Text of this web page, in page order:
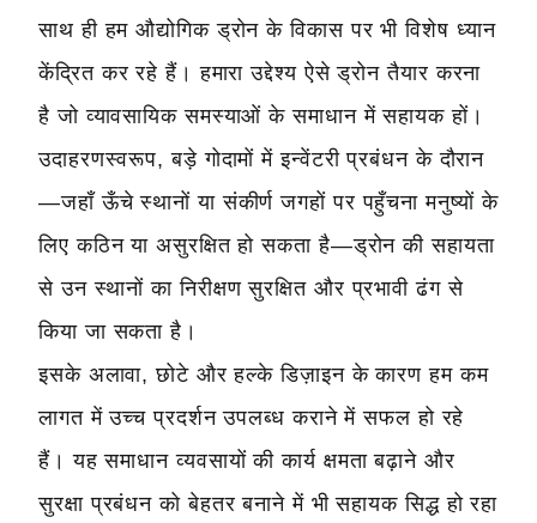
साथ ही हम औद्योगिक ड्रोन के विकास पर भी विशेष ध्यान
केंद्रित कर रहे हैं। हमारा उद्देश्य ऐसे ड्रोन तैयार करना
है जो व्यावसायिक समस्याओं के समाधान में सहायक हों।
उदाहरणस्वरूप, बड़े गोदामों में इन्वेंटरी प्रबंधन के दौरान
—जहाँ ऊँचे स्थानों या संकीर्ण जगहों पर पहुँचना मनुष्यों के
लिए कठिन या असुरक्षित हो सकता है—ड्रोन की सहायता
से उन स्थानों का निरीक्षण सुरक्षित और प्रभावी ढंग से
किया जा सकता है।
इसके अलावा, छोटे और हल्के डिज़ाइन के कारण हम कम
लागत में उच्च प्रदर्शन उपलब्ध कराने में सफल हो रहे
हैं। यह समाधान व्यवसायों की कार्य क्षमता बढ़ाने और
सुरक्षा प्रबंधन को बेहतर बनाने में भी सहायक सिद्ध हो रहा